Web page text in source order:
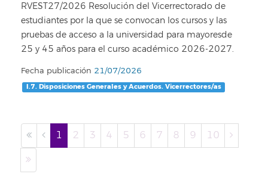
RVEST27/2026 Resolución del Vicerrectorado de
estudiantes por la que se convocan los cursos y las
pruebas de acceso a la universidad para mayoresde
25 y 45 años para el curso académico 2026-2027.
Fecha publicación 21/07/2026
I.7. Disposiciones Generales y Acuerdos. Vicerrectores/as
1 2 3 4 5 6 7 8 9 10